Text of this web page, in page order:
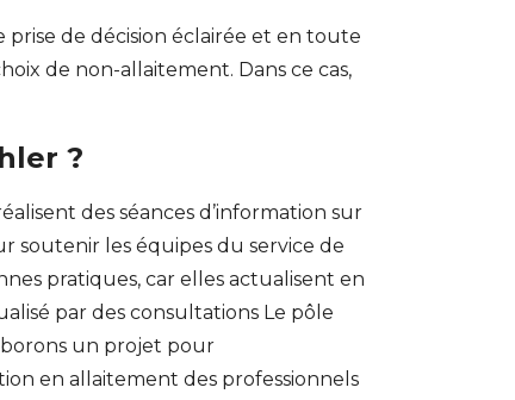
de décision éclairée et en toute
de non-allaitement. Dans ce cas,
?
des séances d’information sur
soutenir les équipes du service de
pratiques, car elles actualisent en
par des consultations Le pôle
un projet pour
en allaitement des professionnels